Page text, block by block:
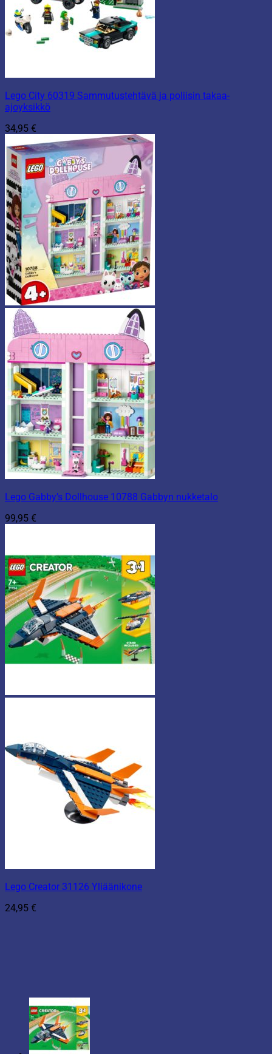
Lego City 60319 Sammutustehtävä ja poliisin takaa-
ajoyksikkö
34,95 €
Lego Gabby’s Dollhouse 10788 Gabbyn nukketalo
99,95 €
Lego Creator 31126 Yliäänikone
24,95 €